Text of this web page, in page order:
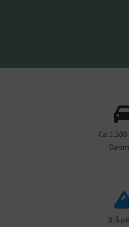
Ca.
Blå